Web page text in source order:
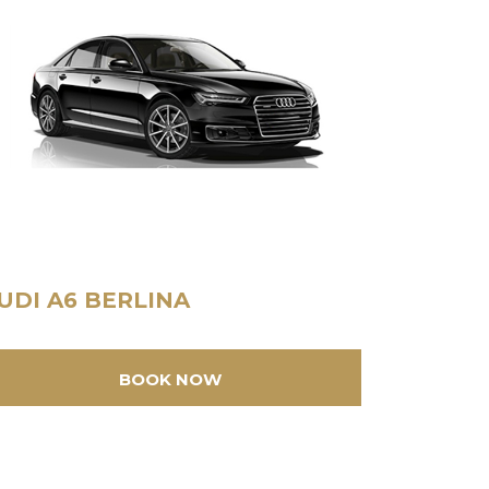
A6 BERLINA
BOOK NOW